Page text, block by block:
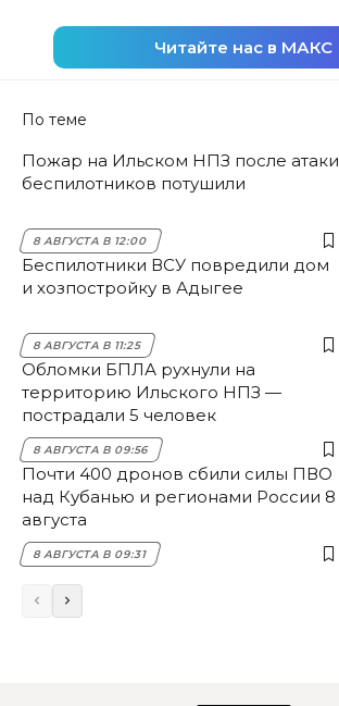
Читайте нас в МАКС
По теме
Пожар на Ильском НПЗ после атаки
беспилотников потушили
8 АВГУСТА В 12:00
Беспилотники ВСУ повредили дом
и хозпостройку в Адыгее
8 АВГУСТА В 11:25
Обломки БПЛА рухнули на
территорию Ильского НПЗ —
пострадали 5 человек
8 АВГУСТА В 09:56
Почти 400 дронов сбили силы ПВО
над Кубанью и регионами России 8
августа
8 АВГУСТА В 09:31